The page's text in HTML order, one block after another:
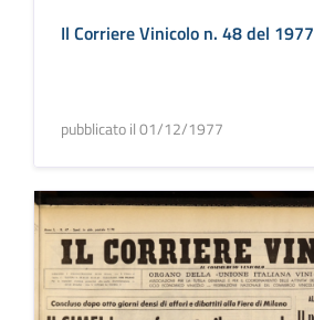
Il Corriere Vinicolo n. 48 del 1977
pubblicato il 01/12/1977